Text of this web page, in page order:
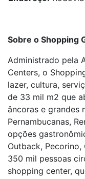
Sobre o Shopping
Administrado pela
Centers, o
lazer, cultura,
de 33 mil m2 que
âncoras e grandes
Pernambucanas,
opções
Outback,
350 mil pessoas
shopping center,